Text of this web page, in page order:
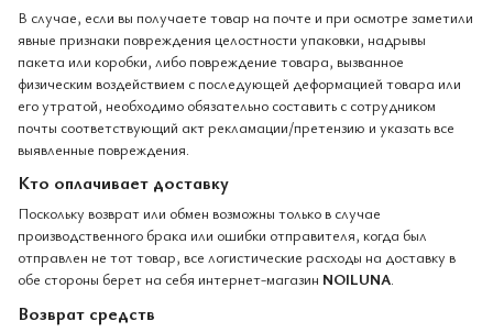
В случае, если вы получаете товар на почте и при осмотре заметили
явные признаки повреждения целостности упаковки, надрывы
пакета или коробки, либо повреждение товара, вызванное
физическим воздействием с последующей деформацией товара или
его утратой, необходимо обязательно составить с сотрудником
почты соответствующий акт рекламации/претензию и указать все
выявленные повреждения.
Кто оплачивает доставку
Поскольку возврат или обмен возможны только в случае
производственного брака или ошибки отправителя, когда был
отправлен не тот товар, все логистические расходы на доставку в
обе стороны берет на себя интернет-магазин NOILUNA.
Возврат средств